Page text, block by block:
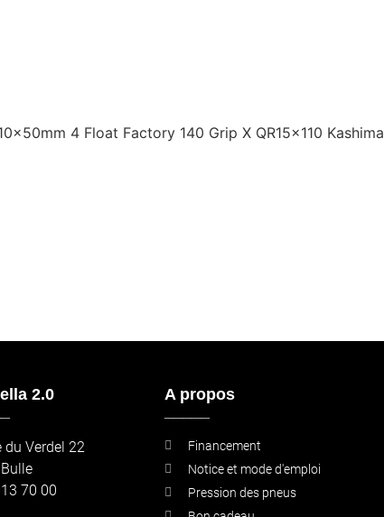
4 Float Factory 140 Grip X QR15x110 Kashima
2.0
du Verdel 22
70 00
A propos
Financement
Notice et mode d'emploi
Pression des pneus